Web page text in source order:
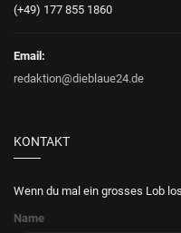
(+49) 177 855 1860
Email:
redaktion@dieblaue24.de
KONTAKT
Wenn du mal ein grosses Lob
Name